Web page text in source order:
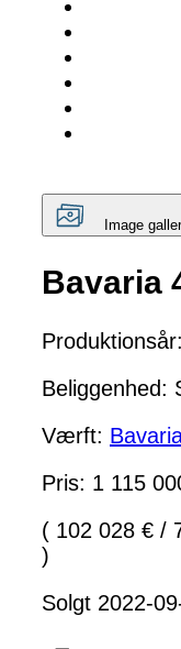
Image
Bavaria
Beliggenhed:
Værft:
Pris: 1 115
( 102 028 € /
)
Solgt 2022-